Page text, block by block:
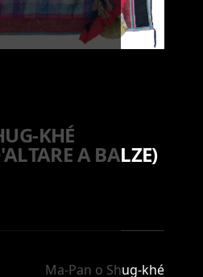
KHÉ
A BALZE)
Ma-Pan o Shug-khé